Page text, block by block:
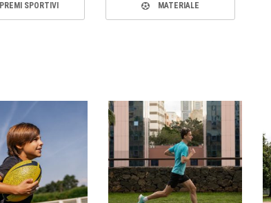
PREMI SPORTIVI MATERIALE